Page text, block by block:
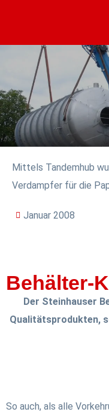
Mittels Tandemhub
Verdampfer für die
Januar 2008
Behälter-
Der Steinhauser
Qualitätsprodukten,
So auch, als alle